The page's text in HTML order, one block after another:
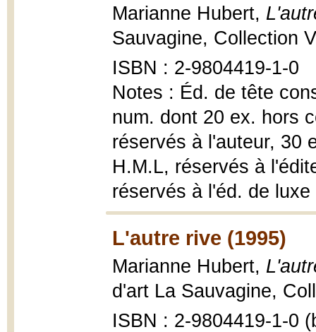
Marianne Hubert,
Sauvagine, Collection
ISBN : 2-9804419-1-0
Notes : Éd. de tête
num. dont 20 ex. hors
réservés à l'auteur, 30
H.M.L, réservés à
réservés à l'éd. de luxe
L'autre rive (1995)
Marianne Hubert,
d'art La Sauvagine,
ISBN : 2-9804419-1-0